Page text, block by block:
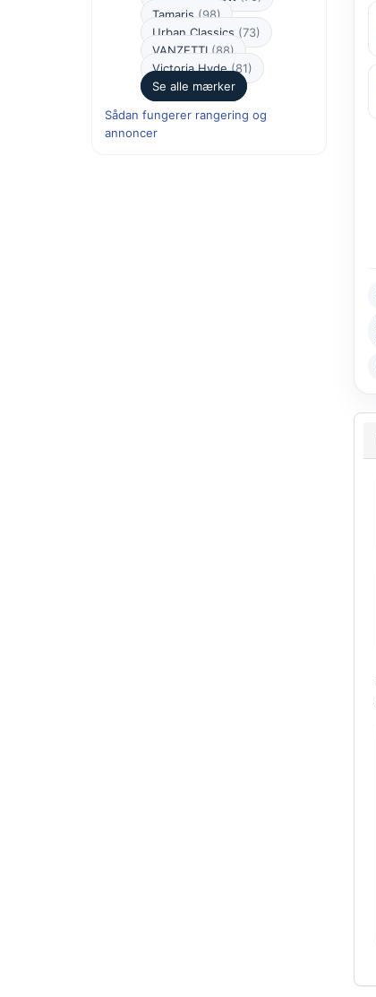
Tamaris (98)
Urban Classics (73)
VANZETTI (88)
Victoria Hyde(81)
Se alle mærker
Sådan fungerer rangering og
annoncer